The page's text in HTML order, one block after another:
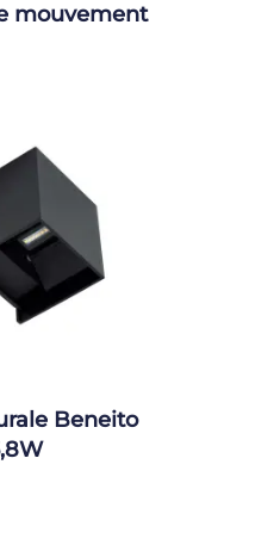
mouvement
Beneito